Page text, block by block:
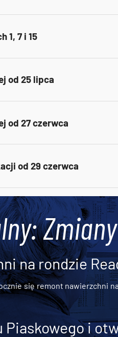
1, 7 i 15
od 25 lipca
od 27 czerwca
od 29 czerwca
na rondzie
się remont nawierzchni
i